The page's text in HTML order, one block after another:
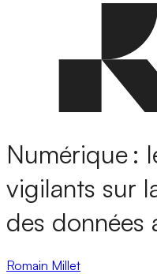
Numérique :
vigilants sur
des données
Romain Millet